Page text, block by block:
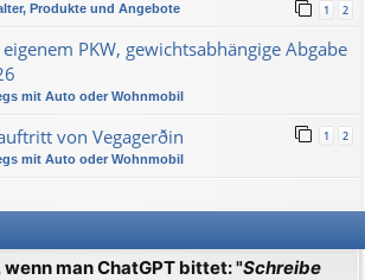
1 2
Produkte und Angebote
PKW, gewichtsabhängige Abgabe
mit Auto oder Wohnmobil
von Vegagerðin 1 2
mit Auto oder Wohnmobil
man ChatGPT bittet: "Schreibe